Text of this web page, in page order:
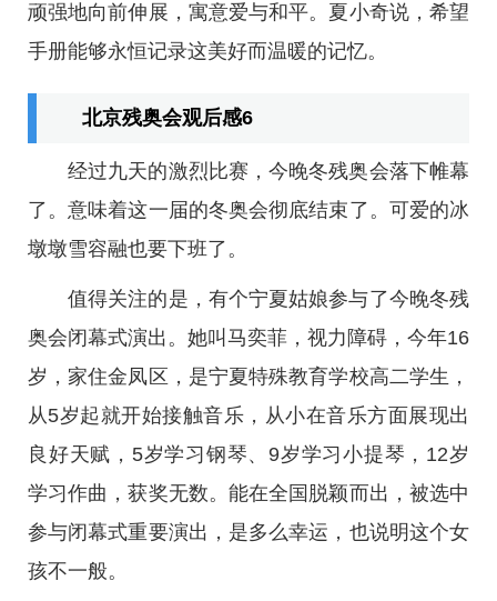
顽强地向前伸展，寓意爱与和平。夏小奇说，希望
手册能够永恒记录这美好而温暖的记忆。
北京残奥会观后感6
经过九天的激烈比赛，今晚冬残奥会落下帷幕
了。意味着这一届的冬奥会彻底结束了。可爱的冰
墩墩雪容融也要下班了。
值得关注的是，有个宁夏姑娘参与了今晚冬残
奥会闭幕式演出。她叫马奕菲，视力障碍，今年16
岁，家住金凤区，是宁夏特殊教育学校高二学生，
从5岁起就开始接触音乐，从小在音乐方面展现出
良好天赋，5岁学习钢琴、9岁学习小提琴，12岁
学习作曲，获奖无数。能在全国脱颖而出，被选中
参与闭幕式重要演出，是多么幸运，也说明这个女
孩不一般。